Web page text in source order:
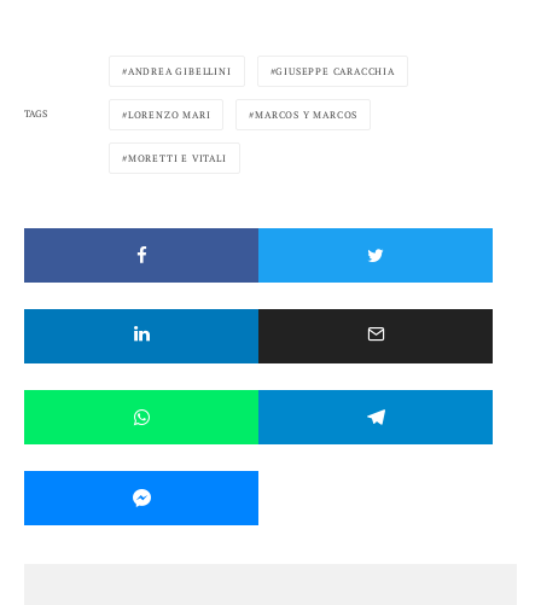
TAGS
ANDREA GIBELLINI GIUSEPPE CARACCHIA
LORENZO MARI MARCOS Y MARCOS
MORETTI E VITALI